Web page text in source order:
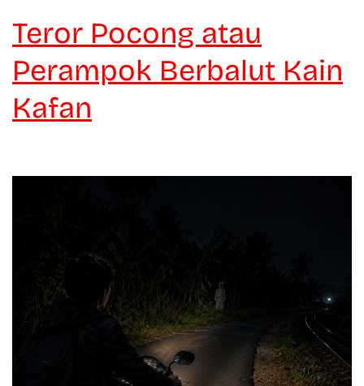
Teror Pocong atau
Perampok Berbalut Kain
Kafan